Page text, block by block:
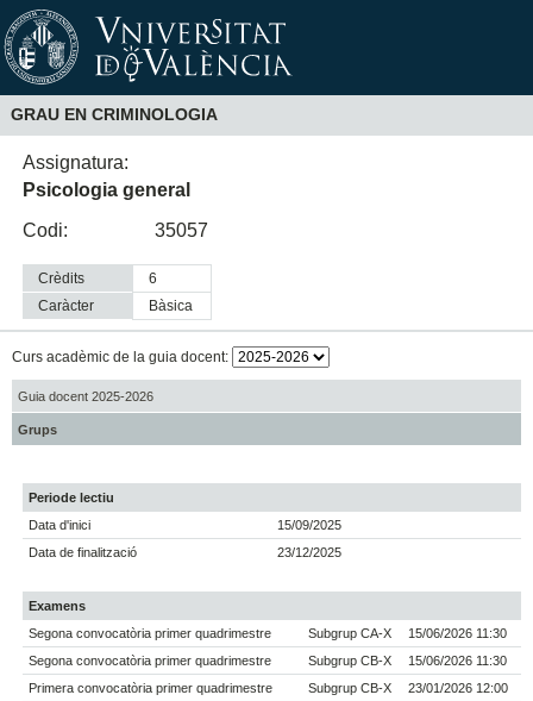
GRAU EN CRIMINOLOGIA
Assignatura:
Psicologia general
Codi:
35057
Crèdits
6
Caràcter
bàsica
Curs acadèmic de la guia docent:
Guia docent 2025-2026
Grups
Periode lectiu
Data d'inici
15/09/2025
Data de finalització
23/12/2025
Examens
Segona convocatòria primer quadrimestre
Subgrup CA-X
15/06/2026 11:30
Segona convocatòria primer quadrimestre
Subgrup CB-X
15/06/2026 11:30
Primera convocatòria primer quadrimestre
Subgrup CB-X
23/01/2026 12:00